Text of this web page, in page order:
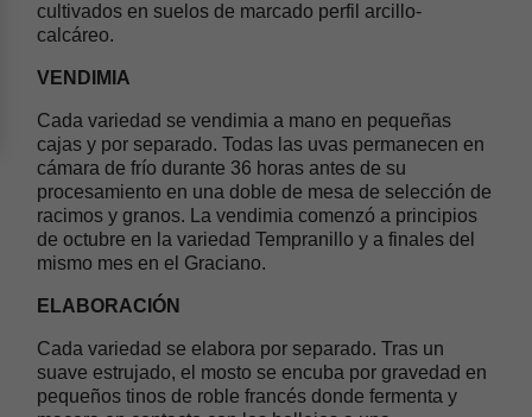
cultivados en suelos de marcado perfil arcillo-
calcáreo.
VENDIMIA
Cada variedad se vendimia a mano en pequeñas
cajas y por separado. Todas las uvas permanecen en
cámara de frío durante 36 horas antes de su
procesamiento en una doble de mesa de selección de
racimos y granos. La vendimia comenzó a principios
de octubre en la variedad Tempranillo y a finales del
mismo mes en el Graciano.
ELABORACIÓN
Cada variedad se elabora por separado. Tras un
suave estrujado, el mosto se encuba por gravedad en
pequeños tinos de roble francés donde fermenta y